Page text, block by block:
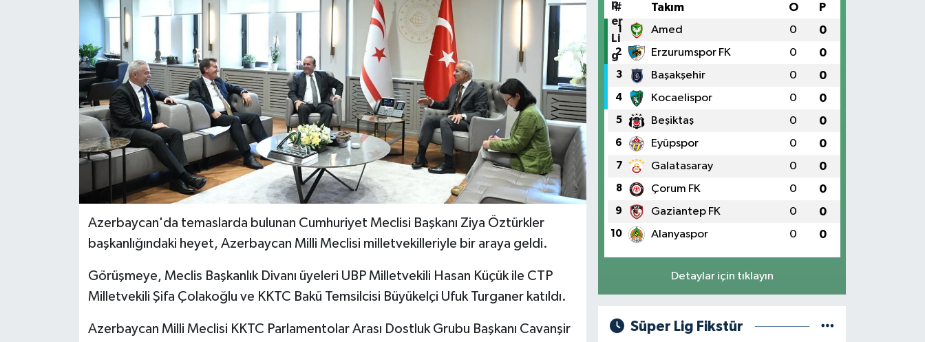
Azerbaycan'da temaslarda bulunan Cumhuriyet Meclisi Başkanı Ziya Öztürkler
başkanlığındaki heyet, Azerbaycan Milli Meclisi milletvekilleriyle bir araya geldi.
Görüşmeye, Meclis Başkanlık Divanı üyeleri UBP Milletvekili Hasan Küçük ile CTP
Milletvekili Şifa Çolakoğlu ve KKTC Bakü Temsilcisi Büyükelçi Ufuk Turganer katıldı.
Azerbaycan Milli Meclisi KKTC Parlamentolar Arası Dostluk Grubu Başkanı Cavanşir
# Takım O P
1 Amed 0 0
2 Erzurumspor FK 0 0
3 Başakşehir 0 0
4 Kocaelispor 0 0
5 Beşiktaş 0 0
6 Eyüpspor 0 0
7 Galatasaray 0 0
8 Çorum FK 0 0
9 Gaziantep FK 0 0
10 Alanyaspor 0 0
Detaylar için tıklayın
Süper Lig Fikstür